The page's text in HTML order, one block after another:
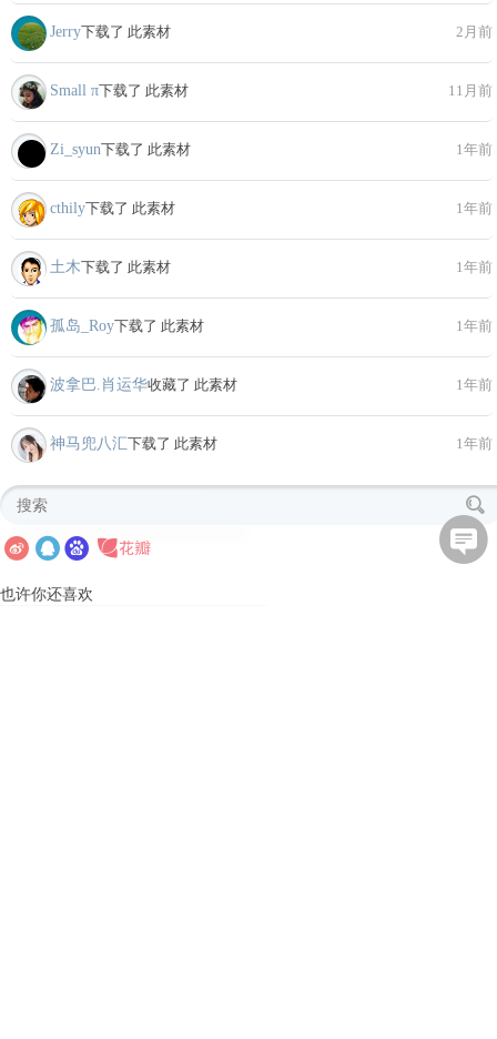
Jerry下载了 此素材 2月前
Small π下载了 此素材 11月前
Zi_syun下载了 此素材 1年前
cthily下载了 此素材 1年前
土木下载了 此素材 1年前
孤岛_Roy下载了 此素材 1年前
波拿巴.肖运华收藏了 此素材 1年前
神马兜八汇下载了 此素材 1年前
也许你还喜欢